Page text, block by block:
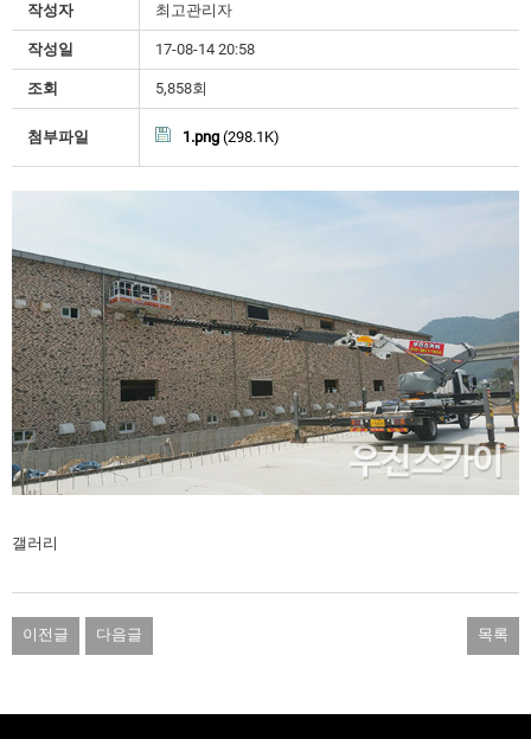
작성자 최고관리자
작성일 17-08-14 20:58
조회 5,858회
첨부파일 1.png (298.1K)
갤러리
이전글 다음글 목록